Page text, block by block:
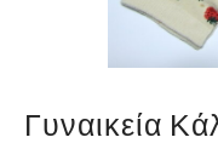
Γυναικεία